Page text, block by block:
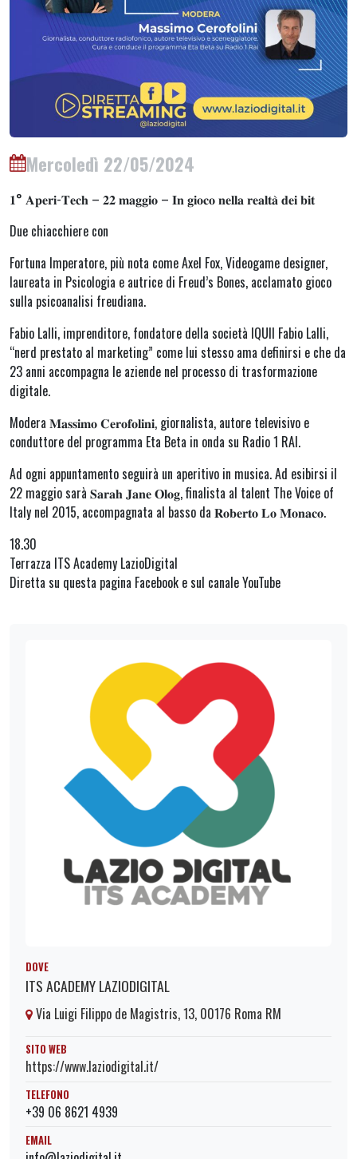
Mercoledì 22/05/2024
𝟏° 𝐀𝐩𝐞𝐫𝐢-𝐓𝐞𝐜𝐡 – 𝟐𝟐 𝐦𝐚𝐠𝐠𝐢𝐨 – 𝐈𝐧 𝐠𝐢𝐨𝐜𝐨 𝐧𝐞𝐥𝐥𝐚 𝐫𝐞𝐚𝐥𝐭𝐚̀ 𝐝𝐞𝐢 𝐛𝐢𝐭
Due chiacchiere con
Fortuna Imperatore, più nota come Axel Fox, Videogame designer,
laureata in Psicologia e autrice di Freud’s Bones, acclamato gioco
sulla psicoanalisi freudiana.
Fabio Lalli, imprenditore, fondatore della società IQUII Fabio Lalli,
“nerd prestato al marketing” come lui stesso ama definirsi e che da
23 anni accompagna le aziende nel processo di trasformazione
digitale.
Modera 𝐌𝐚𝐬𝐬𝐢𝐦𝐨 𝐂𝐞𝐫𝐨𝐟𝐨𝐥𝐢𝐧𝐢, giornalista, autore televisivo e
conduttore del programma Eta Beta in onda su Radio 1 RAI.
Ad ogni appuntamento seguirà un aperitivo in musica. Ad esibirsi il
22 maggio sarà 𝐒𝐚𝐫𝐚𝐡 𝐉𝐚𝐧𝐞 𝐎𝐥𝐨𝐠, finalista al talent The Voice of
Italy nel 2015, accompagnata al basso da 𝐑𝐨𝐛𝐞𝐫𝐭𝐨 𝐋𝐨 𝐌𝐨𝐧𝐚𝐜𝐨.
18.30
Terrazza ITS Academy LazioDigital
Diretta su questa pagina Facebook e sul canale YouTube
DOVE
ITS ACADEMY LAZIODIGITAL
Via Luigi Filippo de Magistris, 13, 00176 Roma RM
SITO WEB
https://www.laziodigital.it/
TELEFONO
+39 06 8621 4939
EMAIL